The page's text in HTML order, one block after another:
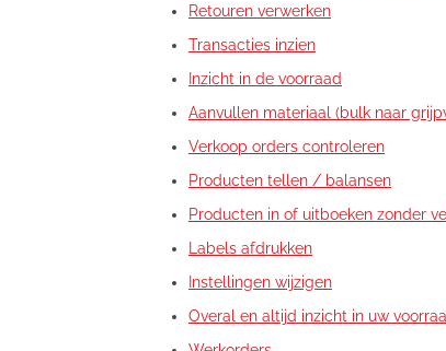
Retouren verwerken
Transacties inzien
Inzicht in de voorraad
Aanvullen materiaal (bulk naar
Verkoop orders controleren
Producten tellen / balansen
Producten in of uitboeken zonder
Labels afdrukken
Instellingen wijzigen
Overal en altijd inzicht in uw